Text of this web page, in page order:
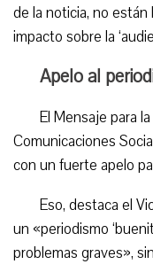
de la noticia, no están
impacto sobre la
Apelo al
El Mensaje para
Comunicaciones
con un fuerte apelo
Eso, destaca el
un «periodismo
problemas graves»,